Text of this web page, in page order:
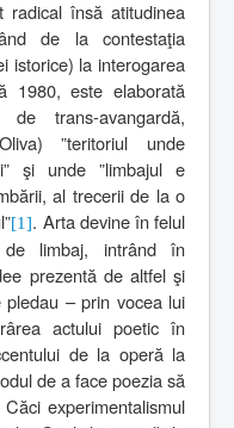
radical însă atitudinea
de la contestaţia
istorice) la interogarea
1980, este elaborată
de trans-avangardă,
”teritoriul unde
şi unde ”limbajul e
al trecerii de la o
[1]. Arta devine în felul
limbaj, intrând în
prezentă de altfel şi
pledau – prin vocea lui
actului poetic în
de la operă la
de a face poezia să
experimentalismul